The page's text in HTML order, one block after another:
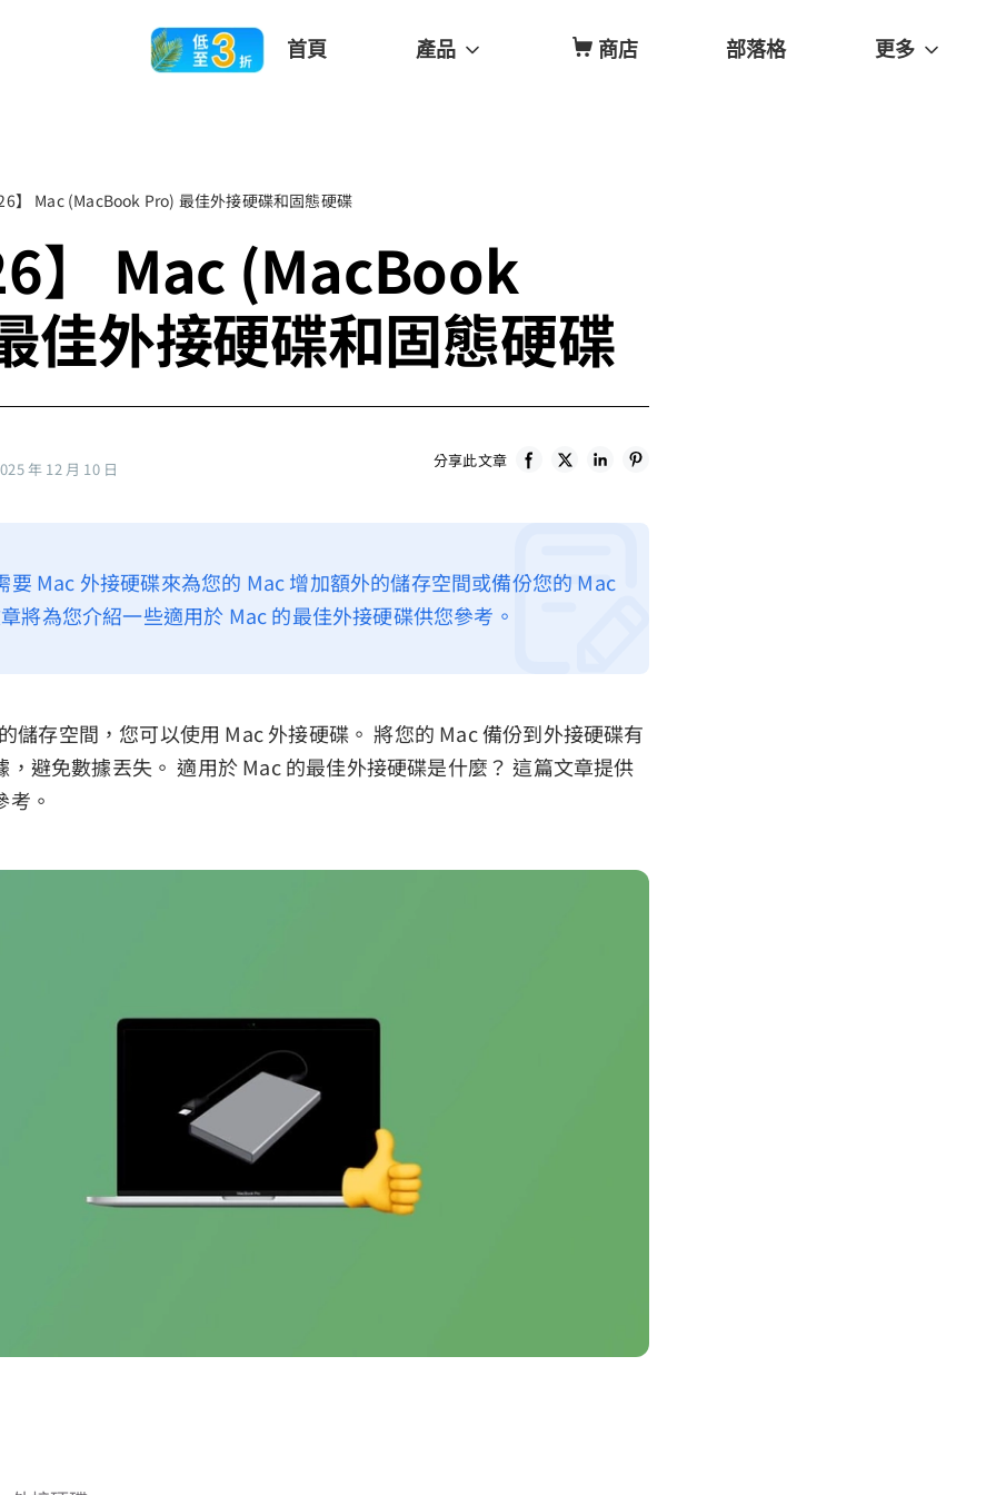
首頁 產品 商店 部落格 更多
】 Mac (MacBook Pro) 最佳外接硬碟和固態硬碟
】 Mac (MacBook
佳外接硬碟和固態硬碟
年 12 月 10 日 分享此文章
要 Mac 外接硬碟來為您的 Mac 增加額外的儲存空間或備份您的 Mac
將為您介紹一些適用於 Mac 的最佳外接硬碟供您參考。
儲存空間，您可以使用 Mac 外接硬碟。 將您的 Mac 備份到外接硬碟有
，避免數據丟失。 適用於 Mac 的最佳外接硬碟是什麼？ 這篇文章提供
。